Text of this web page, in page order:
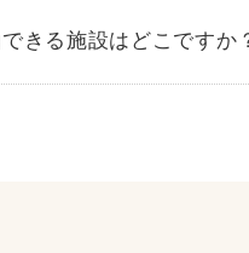
きる施設はどこですか